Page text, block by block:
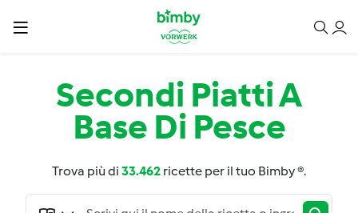
Secondi Piatti A
Base Di Pesce
Trova più di 33.462 ricette per il tuo Bimby ®.